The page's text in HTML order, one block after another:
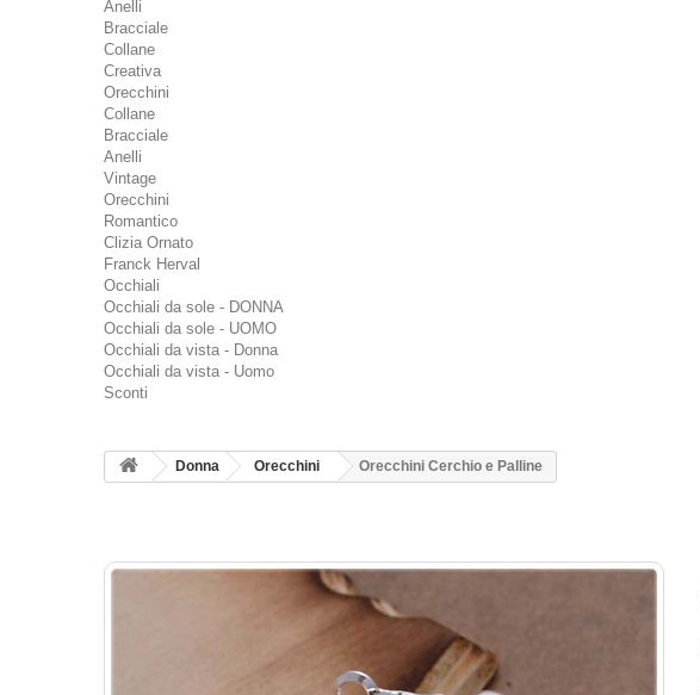
Anelli
Bracciale
Collane
Creativa
Orecchini
Collane
Bracciale
Anelli
Vintage
Orecchini
Romantico
Clizia Ornato
Franck Herval
Occhiali
Occhiali da sole - DONNA
Occhiali da sole - UOMO
Occhiali da vista - Donna
Occhiali da vista - Uomo
Sconti
Donna Orecchini Orecchini Cerchio e Palline